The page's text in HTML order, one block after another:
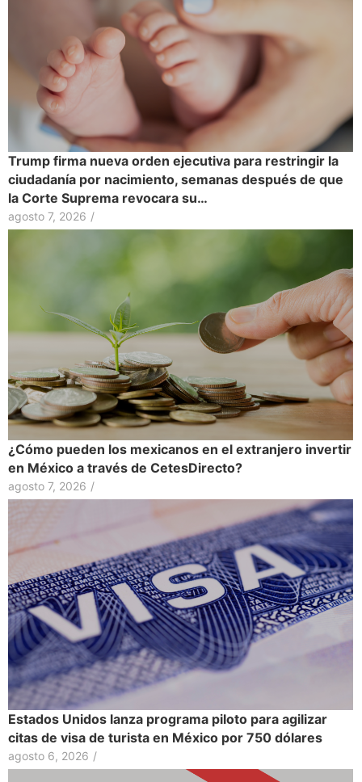
Trump firma nueva orden ejecutiva para restringir la
ciudadanía por nacimiento, semanas después de que
la Corte Suprema revocara su…
agosto 7, 2026 /
¿Cómo pueden los mexicanos en el extranjero invertir
en México a través de CetesDirecto?
agosto 7, 2026 /
Estados Unidos lanza programa piloto para agilizar
citas de visa de turista en México por 750 dólares
agosto 6, 2026 /